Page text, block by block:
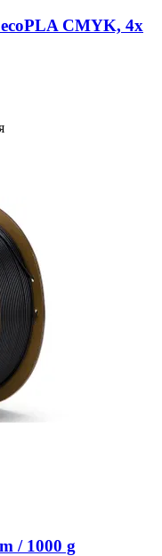
CMYK, 4x
/ 1000 g